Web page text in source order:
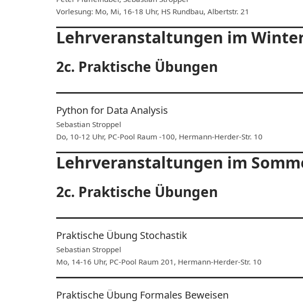
Vorlesung: Mo, Mi, 16-18 Uhr, HS Rundbau, Albertstr. 21
Lehrveranstaltungen im
2c. Praktische Übungen
Python for Data Analysis
Sebastian Stroppel
Do, 10-12 Uhr, PC-Pool Raum -100, Hermann-Herder-Str. 10
Lehrveranstaltungen im
2c. Praktische Übungen
Praktische Übung Stochastik
Sebastian Stroppel
Mo, 14-16 Uhr, PC-Pool Raum 201, Hermann-Herder-Str. 10
Praktische Übung Formales Beweisen